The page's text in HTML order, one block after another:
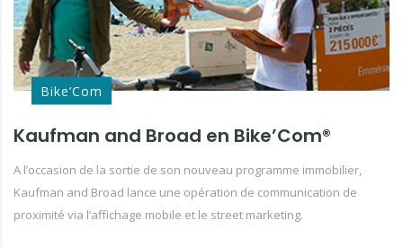
Bike’Com
Kaufman and Broad en Bike’Com®
A l’occasion de la sortie de son nouveau programme immobilier,
Kaufman and Broad lance une opération de communication de
proximité via l’affichage mobile et le street marketing.